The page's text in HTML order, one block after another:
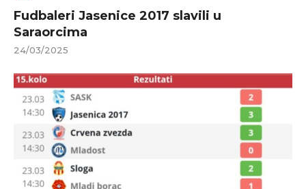
Fudbaleri Jasenice 2017 slavili u
Saraorcima
24/03/2025